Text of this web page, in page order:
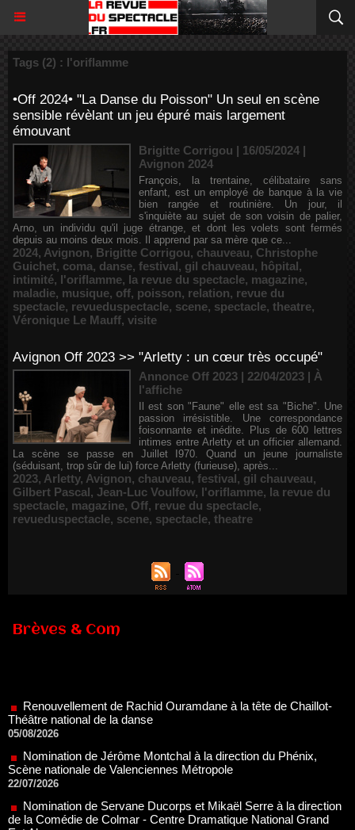
Tags (2) : l'oriflamme
•Off 2024• "La Danse du Poisson" Un seul en scène
sensible révèlant un jeu épuré mais largement
émouvant
Brigitte Corrigou | 16/05/2024 |
Avignon 2024
François, la trentaine, célibataire sans
enfant, est un employé de banque à la vie
bien rangée et routinière. Un jour, il
s'inquiète au sujet de son voisin de palier,
Arno, un individu qu'il juge étrange, et dont les volets sont fermés
depuis au moins deux mois. Il apprend par sa mère que ce...
2024, Avignon, Brigitte Corrigou, chauveau, Christophe
Guichet, coma, danse, festival, gil chauveau, hôpital,
intimité, l'oriflamme, la revue du spectacle, magazine,
maladie, musique, off, poisson, relation, revue du
spectacle, revueduspectacle, scene, spectacle, theatre,
Véronique Le Mauff, visite
Avignon Off 2023 >> "Arletty : un cœur très occupé"
Annonce Off 2023 | 22/04/2023 | À
l'affiche
Il est son "Faune" elle est sa "Biche". Une
passion irrésistible. Une correspondance
foisonnante et inédite. Plus de 600 lettres
intimes entre Arletty et un officier allemand.
La scène se passe en Juillet I970. Quand un jeune journaliste
(séduisant, trop sûr de lui) force Arletty (furieuse), après...
2023, Arletty, Avignon, chauveau, festival, gil chauveau,
Gilbert Pascal, Jean-Luc Voulfow, l'oriflamme, la revue du
spectacle, magazine, Off, revue du spectacle,
revueduspectacle, scene, spectacle, theatre
Brèves & Com
05/08/2026
Nomination de Jérôme Montchal à la direction du Phénix,
Scène nationale de Valenciennes Métropole
22/07/2026
Nomination de Servane Ducorps et Mikaël Serre à la direction
de la Comédie de Colmar - Centre Dramatique National Grand
Est Alsace
07/07/2026